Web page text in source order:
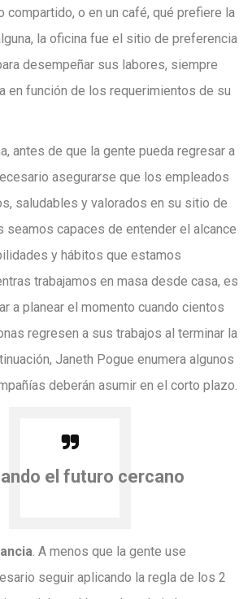
compartido, o en un café, qué prefiere la
la oficina fue el sitio de preferencia
desempeñar sus labores, siempre
en función de los requerimientos de su
antes de que la gente pueda regresar a
asegurarse que los empleados
saludables y valorados en su sitio de
seamos capaces de entender el alcance
y hábitos que estamos
trabajamos en masa desde casa, es
a planear el momento cuando cientos
regresen a sus trabajos al terminar la
Janeth Pogue enumera algunos
deberán asumir en el corto plazo.
el futuro cercano
. A menos que la gente use
seguir aplicando la regla de los 2